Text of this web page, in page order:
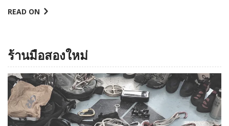
READ ON
ร้านมือสองใหม่